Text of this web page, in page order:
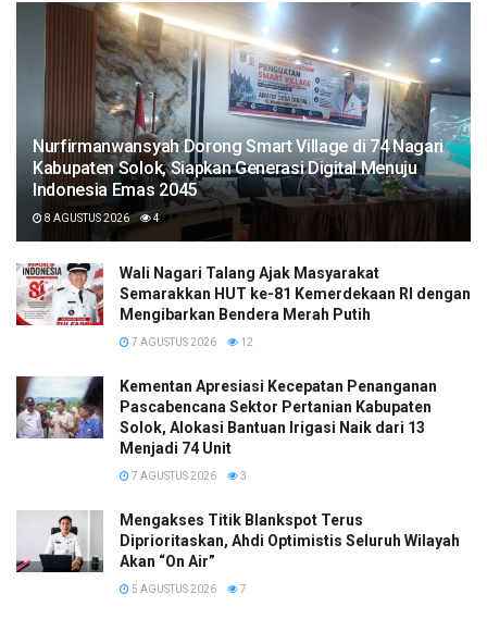
Nurfirmanwansyah Dorong Smart Village di 74 Nagari
Kabupaten Solok, Siapkan Generasi Digital Menuju
Indonesia Emas 2045
8 AGUSTUS 2026 4
Wali Nagari Talang Ajak Masyarakat
Semarakkan HUT ke-81 Kemerdekaan RI dengan
Mengibarkan Bendera Merah Putih
7 AGUSTUS 2026 12
Kementan Apresiasi Kecepatan Penanganan
Pascabencana Sektor Pertanian Kabupaten
Solok, Alokasi Bantuan Irigasi Naik dari 13
Menjadi 74 Unit
7 AGUSTUS 2026 3
Mengakses Titik Blankspot Terus
Diprioritaskan, Ahdi Optimistis Seluruh Wilayah
Akan “On Air”
5 AGUSTUS 2026 7